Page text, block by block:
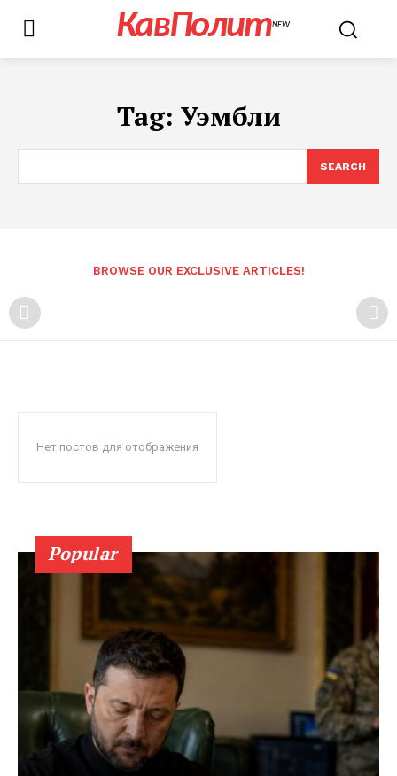
КавПолитNEW
Tag: Уэмбли
SEARCH
BROWSE OUR EXCLUSIVE ARTICLES!
Нет постов для отображения
Popular